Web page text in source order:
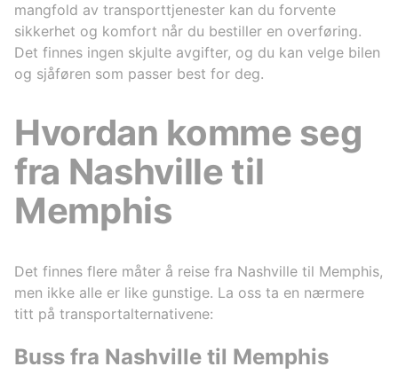
mangfold av transporttjenester kan du forvente
sikkerhet og komfort når du bestiller en overføring.
Det finnes ingen skjulte avgifter, og du kan velge bilen
og sjåføren som passer best for deg.
Hvordan komme seg
fra Nashville til
Memphis
Det finnes flere måter å reise fra Nashville til Memphis,
men ikke alle er like gunstige. La oss ta en nærmere
titt på transportalternativene:
Buss fra Nashville til Memphis